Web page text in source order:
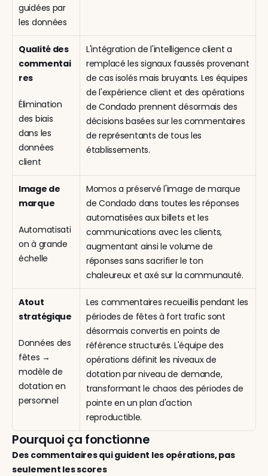
guidées par
les données
Qualité des
commentai
res
Élimination
des biais
dans les
données
client
L'intégration de l'intelligence client a
remplacé les signaux faussés provenant
de cas isolés mais bruyants. Les équipes
de l'expérience client et des opérations
de Condado prennent désormais des
décisions basées sur les commentaires
de représentants de tous les
établissements.
Image de
marque
Automatisati
on à grande
échelle
Momos a préservé l'image de marque
de Condado dans toutes les réponses
automatisées aux billets et les
communications avec les clients,
augmentant ainsi le volume de
réponses sans sacrifier le ton
chaleureux et axé sur la communauté.
Atout
stratégique
Données des
fêtes →
modèle de
dotation en
personnel
Les commentaires recueillis pendant les
périodes de fêtes à fort trafic sont
désormais convertis en points de
référence structurés. L'équipe des
opérations définit les niveaux de
dotation par niveau de demande,
transformant le chaos des périodes de
pointe en un plan d'action
reproductible.
Pourquoi ça fonctionne
Des commentaires qui guident les opérations, pas
seulement les scores